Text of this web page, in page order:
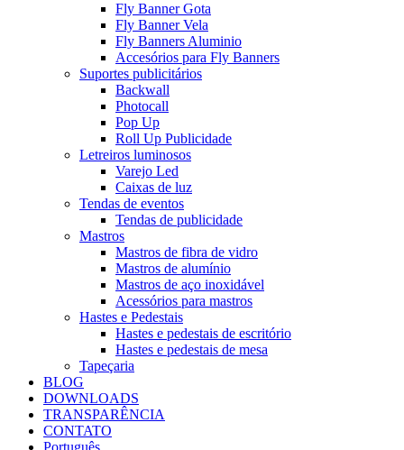
Fly Banner Gota
Fly Banner Vela
Fly Banners Aluminio
Accesórios para Fly Banners
Suportes publicitários
Backwall
Photocall
Pop Up
Roll Up Publicidade
Letreiros luminosos
Varejo Led
Caixas de luz
Tendas de eventos
Tendas de publicidade
Mastros
Mastros de fibra de vidro
Mastros de alumínio
Mastros de aço inoxidável
Acessórios para mastros
Hastes e Pedestais
Hastes e pedestais de escritório
Hastes e pedestais de mesa
Tapeçaria
BLOG
DOWNLOADS
TRANSPARÊNCIA
CONTATO
Português